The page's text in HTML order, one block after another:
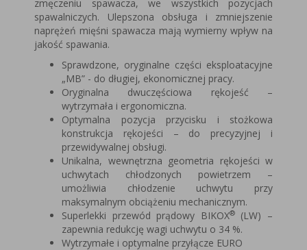
zmęczeniu spawacza, we wszystkich pozycjach
spawalniczych. Ulepszona obsługa i zmniejszenie
naprężeń mięśni spawacza mają wymierny wpływ na
jakość spawania.
Sprawdzone, oryginalne części eksploatacyjne
„MB” - do długiej, ekonomicznej pracy.
Oryginalna dwuczęściowa rękojeść –
wytrzymała i ergonomiczna.
Optymalna pozycja przycisku i stożkowa
konstrukcja rękojeści – do precyzyjnej i
przewidywalnej obsługi.
Unikalna, wewnętrzna geometria rękojeści w
uchwytach chłodzonych powietrzem –
umożliwia chłodzenie uchwytu przy
maksymalnym obciążeniu mechanicznym.
Superlekki przewód prądowy BIKOX®(LW) –
zapewnia redukcję wagi uchwytu o 34 %.
Wytrzymałe i optymalne przyłącze EURO